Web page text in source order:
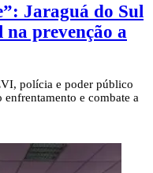
Jaraguá do Sul
prevenção a
polícia e poder público
e combate a